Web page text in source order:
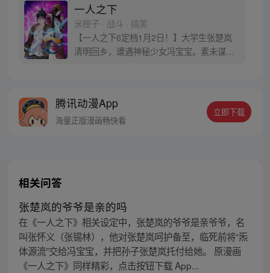
一人之下
米橙子 · 战斗 · 搞笑
【一人之下6定档1月2日！】大学生张楚岚
清明回乡，遭遇神秘少女冯宝宝。素未谋面
密，张楚岚的生活被彻底颠覆，与冯宝宝一
同踏上“异人”之旅。
腾讯动漫App
海量正版漫画畅快看
立即下载
相关问答
张楚岚的爷爷是亲的吗
在《一人之下》相关设定中，张楚岚的爷爷是亲爷爷，名
叫张怀义（张锡林），他对张楚岚呵护备至，临死前将“炁
体源流”交给冯宝宝，并把孙子张楚岚托付给她。 原漫画
《一人之下》同样精彩，点击按钮下载 App...